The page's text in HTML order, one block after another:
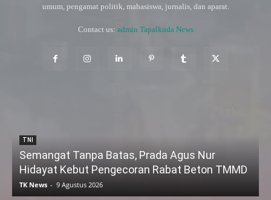
umum, pengamat politik, mahasiswa, jurnalis, dan aparat.
Contact us: admin Tapalkuda News
TNI
Semangat Tanpa Batas, Prada Agus Nur
Hidayat Kebut Pengecoran Rabat Beton TMMD
TK News - 9 Agustus 2026